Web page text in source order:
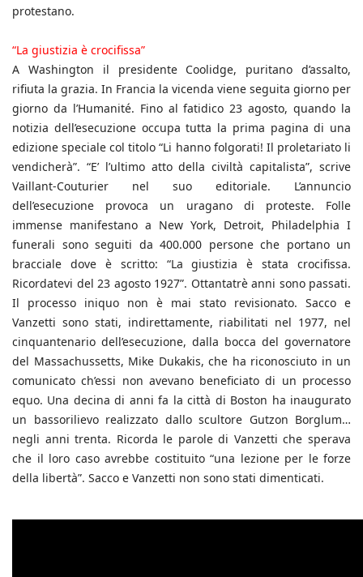
protestano.
“La giustizia è crocifissa”
A Washington il presidente Coolidge, puritano d’assalto,
rifiuta la grazia. In Francia la vicenda viene seguita giorno per
giorno da l’Humanité. Fino al fatidico 23 agosto, quando la
notizia dell’esecuzione occupa tutta la prima pagina di una
edizione speciale col titolo “Li hanno folgorati! Il proletariato li
vendicherà”. “E’ l’ultimo atto della civiltà capitalista”, scrive
Vaillant-Couturier nel suo editoriale. L’annuncio
dell’esecuzione provoca un uragano di proteste. Folle
immense manifestano a New York, Detroit, Philadelphia I
funerali sono seguiti da 400.000 persone che portano un
bracciale dove è scritto: “La giustizia è stata crocifissa.
Ricordatevi del 23 agosto 1927”. Ottantatrè anni sono passati.
Il processo iniquo non è mai stato revisionato. Sacco e
Vanzetti sono stati, indirettamente, riabilitati nel 1977, nel
cinquantenario dell’esecuzione, dalla bocca del governatore
del Massachussetts, Mike Dukakis, che ha riconosciuto in un
comunicato ch’essi non avevano beneficiato di un processo
equo. Una decina di anni fa la città di Boston ha inaugurato
un bassorilievo realizzato dallo scultore Gutzon Borglum…
negli anni trenta. Ricorda le parole di Vanzetti che sperava
che il loro caso avrebbe costituito “una lezione per le forze
della libertà”. Sacco e Vanzetti non sono stati dimenticati.